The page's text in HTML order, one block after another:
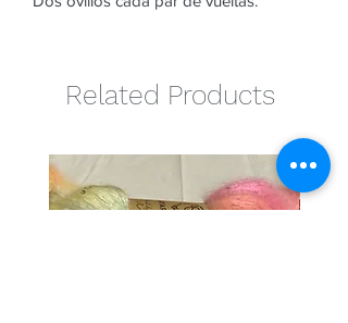
Related Products